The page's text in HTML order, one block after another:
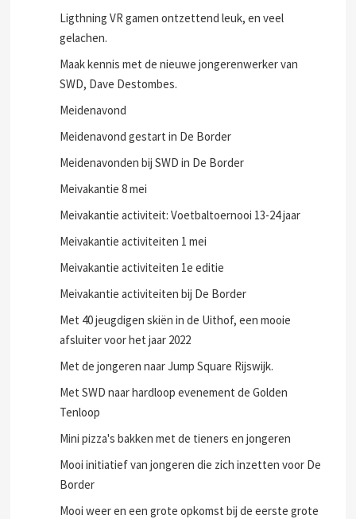
Ligthning VR gamen ontzettend leuk, en veel
gelachen.
Maak kennis met de nieuwe jongerenwerker van
SWD, Dave Destombes.
Meidenavond
Meidenavond gestart in De Border
Meidenavonden bij SWD in De Border
Meivakantie 8 mei
Meivakantie activiteit: Voetbaltoernooi 13-24 jaar
Meivakantie activiteiten 1 mei
Meivakantie activiteiten 1e editie
Meivakantie activiteiten bij De Border
Met 40 jeugdigen skiën in de Uithof, een mooie
afsluiter voor het jaar 2022
Met de jongeren naar Jump Square Rijswijk.
Met SWD naar hardloop evenement de Golden
Tenloop
Mini pizza's bakken met de tieners en jongeren
Mooi initiatief van jongeren die zich inzetten voor De
Border
Mooi weer en een grote opkomst bij de eerste grote